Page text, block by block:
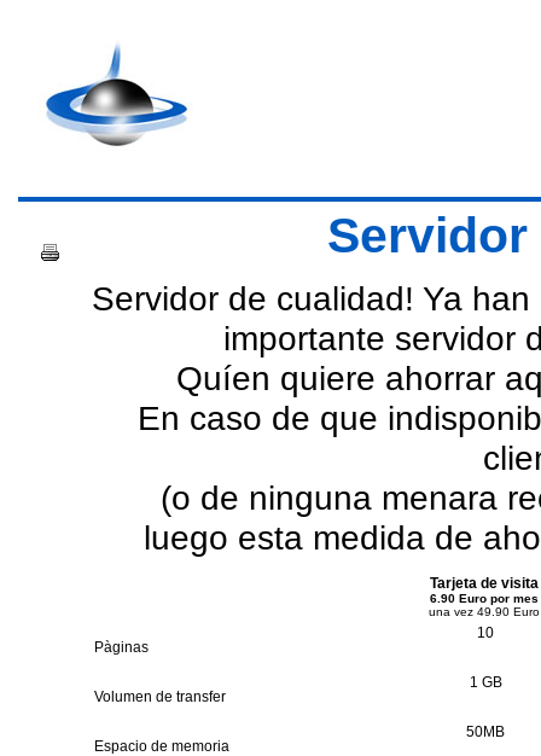
Servidor
Servidor de cualidad! Ya
importante servidor
Quíen quiere ahorrar
En caso de que
(o de ninguna menara
luego esta medida de
Tarjeta de visita
6.90 Euro por mes
una vez 49.90 Euro
Pàginas
10
Volumen de transfer
1 GB
Espacio de memoria
50MB